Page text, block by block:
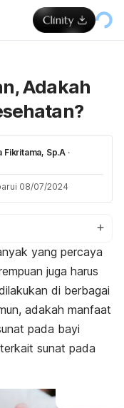
Adakah
Fikritama, Sp.A ·
08/07/2024
yang percaya
juga harus
di berbagai
adakah manfaat
pada bayi
sunat pada